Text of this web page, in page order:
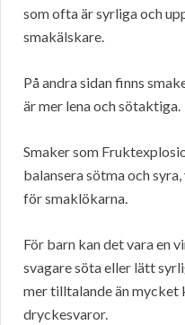
som ofta är syrliga och
smakälskare.
På andra sidan finns
är mer lena och sötaktiga.
Smaker som
balansera sötma och
för smaklökarna.
För barn kan det vara en
svagare söta eller lätt
mer tilltalande än
dryckesvaror.